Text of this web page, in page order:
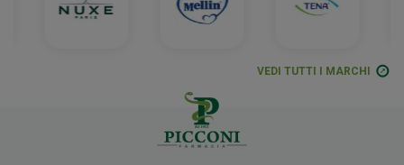
VEDI TUTTI I MARCHI